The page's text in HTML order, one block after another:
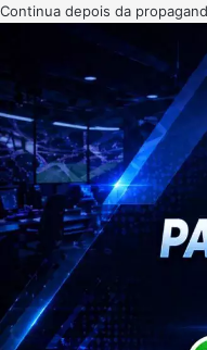
Continua depois da